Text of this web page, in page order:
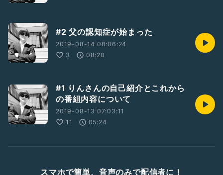
#2 父の認知症が始まった
2019-08-14 08:06:24
3
08:20
#1 りんさんの自己紹介とこれから
の番組内容について
2019-08-13 07:03:11
11
05:24
スマホで簡単、音声のみで配信者に！